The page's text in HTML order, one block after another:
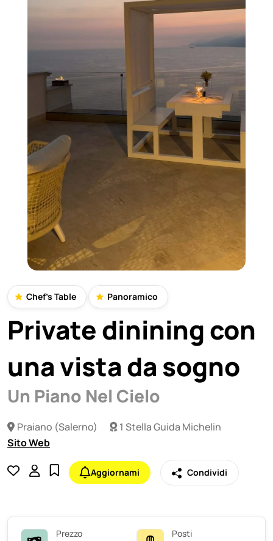
Chef's Table Panoramico
Private dinining con
una vista da sogno
Un Piano Nel Cielo
Praiano (Salerno)
1 Stella Guida Michelin
Sito Web
Aggiornami Condividi
Prezzo Posti